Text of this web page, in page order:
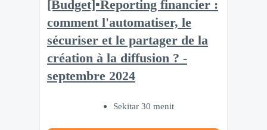
[Budget]▪️Reporting financier :
comment l'automatiser, le
sécuriser et le partager de la
création à la diffusion ? -
septembre 2024
Sekitar 30 menit